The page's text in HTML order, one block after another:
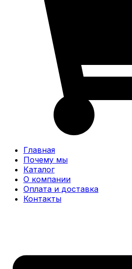
Главная
Почему мы
Каталог
О компании
Оплата и доставка
Контакты